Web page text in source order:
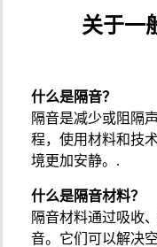
关于一
什么是隔音？
隔音是减少或阻隔
程，使用材料和技
境更加安静。.
什么是隔音材料？
隔音材料通过吸收
音。它们可以解决